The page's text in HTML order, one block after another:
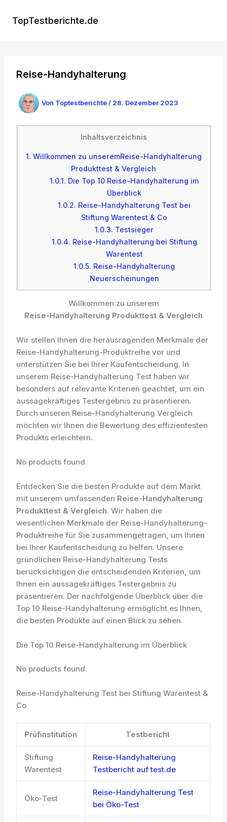
InhaltTopTestberichte.de
Reise-Handyhalterung
Von Toptestberichte / 28. Dezember 2023
Inhaltsverzeichnis
1. Willkommen zu unseremReise-Handyhalterung
Produkttest & Vergleich
1.0.1. Die Top 10 Reise-Handyhalterung im
Überblick
1.0.2. Reise-Handyhalterung Test bei
Stiftung Warentest & Co
1.0.3. Testsieger
1.0.4. Reise-Handyhalterung bei Stiftung
Warentest
1.0.5. Reise-Handyhalterung
Neuerscheinungen
Willkommen zu unserem
Reise-Handyhalterung Produkttest & Vergleich
Wir stellen Ihnen die herausragenden Merkmale der
Reise-Handyhalterung-Produktreihe vor und
unterstützen Sie bei Ihrer Kaufentscheidung. In
unserem Reise-Handyhalterung Test haben wir
besonders auf relevante Kriterien geachtet, um ein
aussagekräftiges Testergebnis zu präsentieren.
Durch unseren Reise-Handyhalterung Vergleich
möchten wir Ihnen die Bewertung des effizientesten
Produkts erleichtern.
No products found.
Entdecken Sie die besten Produkte auf dem Markt
mit unserem umfassenden Reise-Handyhalterung
Produkttest & Vergleich. Wir haben die
wesentlichen Merkmale der Reise-Handyhalterung-
Produktreihe für Sie zusammengetragen, um Ihnen
bei Ihrer Kaufentscheidung zu helfen. Unsere
gründlichen Reise-Handyhalterung Tests
berücksichtigen die entscheidenden Kriterien, um
Ihnen ein aussagekräftiges Testergebnis zu
präsentieren. Der nachfolgende Überblick über die
Top 10 Reise-Handyhalterung ermöglicht es Ihnen,
die besten Produkte auf einen Blick zu sehen.
Die Top 10 Reise-Handyhalterung im Überblick
No products found.
Reise-Handyhalterung Test bei Stiftung Warentest &
Co
Prüfinstitution Testbericht
Stiftung
Warentest
Reise-Handyhalterung
Testbericht auf test.de
Öko-Test
Reise-Handyhalterung Test
bei Öko-Test